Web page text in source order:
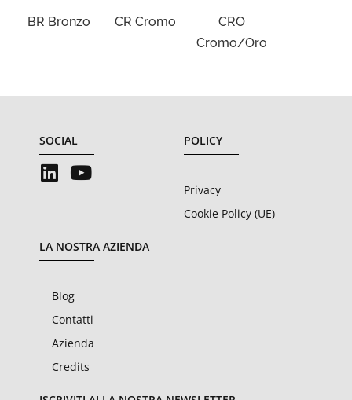
BR Bronzo CR Cromo
CRO
Cromo/Oro
SOCIAL POLICY
Privacy
Cookie Policy (UE)
LA NOSTRA AZIENDA
Blog
Contatti
Azienda
Credits